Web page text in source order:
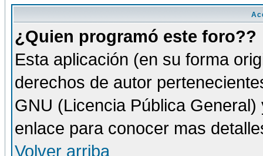
¿Quien programó este foro??
Esta aplicación (en su forma
derechos de autor
GNU (Licencia Pública
enlace para conocer mas
Volver arriba